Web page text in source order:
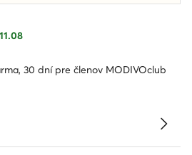
30 dní pre členov MODIVOclub